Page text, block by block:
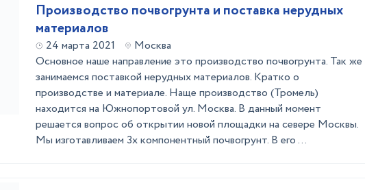
Производство почвогрунта и поставка нерудных
материалов
24 марта 2021
Москва
Основное наше направление это производство почвогрунта. Так же
занимаемся поставкой нерудных материалов. Кратко о
производстве и материале. Наще производство (Тромель)
находится на Южнопортовой ул. Москва. В данный момент
решается вопрос об открытии новой площадки на севере Москвы.
Мы изготавливаем 3х компонентный почвогрунт. В его ...